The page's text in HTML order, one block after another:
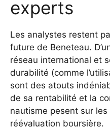
experts
Les analystes restent
future de Beneteau.
réseau international et
durabilité (comme
sont des atouts
de sa rentabilité et la
nautisme pesent sur
réévaluation boursière.